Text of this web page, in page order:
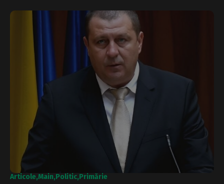
Articole Main Politic Primărie